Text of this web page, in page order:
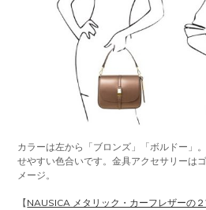
カラーは左から「ブロンズ」「ボルドー」
せやすい色合いです。金具アクセサリーは
メージ。
【NAUSICA メタリック・カーフレザーの